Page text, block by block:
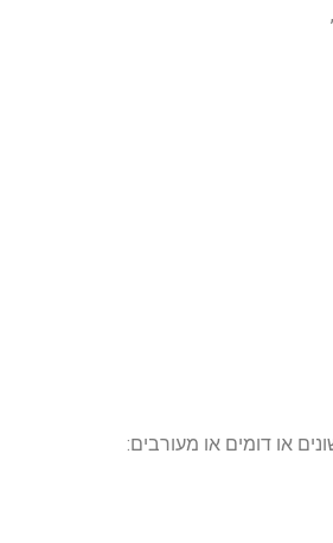
או דומים או מעורבים: